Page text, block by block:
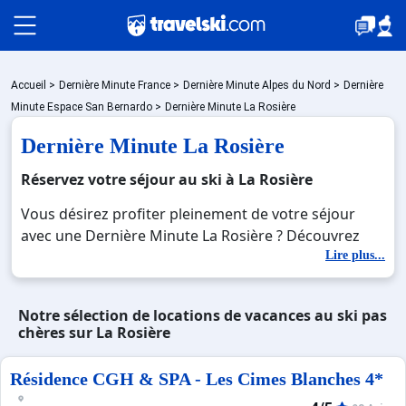
Packages
Stations
Hébergements
Bons plans
Accueil > Dernière Minute France > Dernière Minute Alpes du Nord > Dernière
Minute Espace San Bernardo > Dernière Minute La Rosière
Dernière Minute La Rosière
Réservez votre séjour au ski à La Rosière
Vous désirez profiter pleinement de votre séjour
avec une Dernière Minute La Rosière ? Découvrez
nos offres de Dernière Minute La Rosière pour skier
sans limite à noel, jour de l'an, février. Fermez les
La Rosière, une station réputée et moderne où vous
pourrez mêler les plaisirs de la glisse sur les pistes
beauté des paysages montagnards. Pour un week-
Lire plus...
Notre sélection de locations de vacances au ski pas
chères sur La Rosière
Résidence CGH & SPA - Les Cimes Blanches 4*